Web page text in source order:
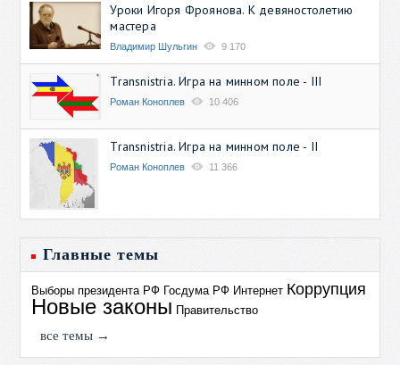
Уроки Игоря Фроянова. К девяностолетию
мастера
Владимир Шульгин 9 170
Transnistria. Игра на минном поле - III
Роман Коноплев 10 406
Transnistria. Игра на минном поле - II
Роман Коноплев 11 366
Главные темы
Выборы президента РФ Госдума РФ Интернет Коррупция
Новые законы Правительство
все темы →